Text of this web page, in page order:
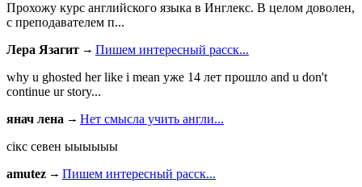
Прохожу курс английского языка в Инглекс. В целом доволен,
с преподавателем п...
Лера Язагит
Пишем интересный расск...
why u ghosted her like i mean уже 14 лет прошло and u don't
continue ur story...
янач лена
Нет смысла учить англи...
сiкс севен ыыыыыы
amutez
Пишем интересный расск...